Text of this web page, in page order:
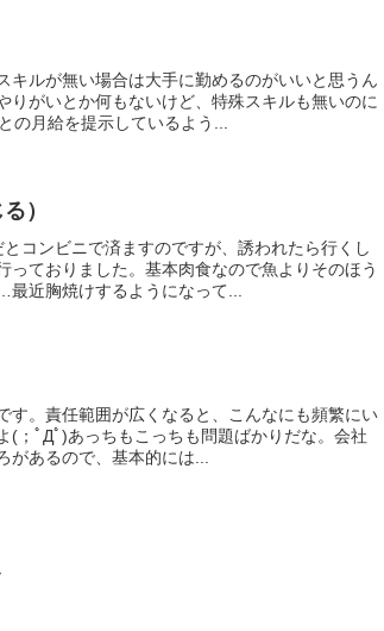
キルが無い場合は大手に勤めるのがいいと思うん
りがいとか何もないけど、特殊スキルも無いのに
の月給を提示しているよう...
）
コンビニで済ますのですが、誘われたら行くし
ておりました。基本肉食なので魚よりそのほう
近胸焼けするようになって...
す。責任範囲が広くなると、こんなにも頻繁にい
(；ﾟДﾟ)あっちもこっちも問題ばかりだな。会社
あるので、基本的には...